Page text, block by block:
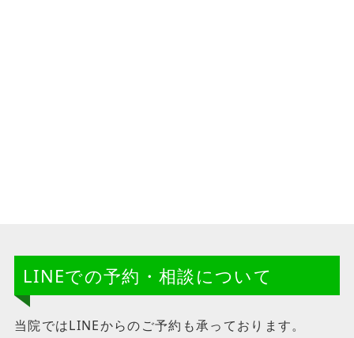
LINEでの予約・相談について
当院ではLINEからのご予約も承っております。